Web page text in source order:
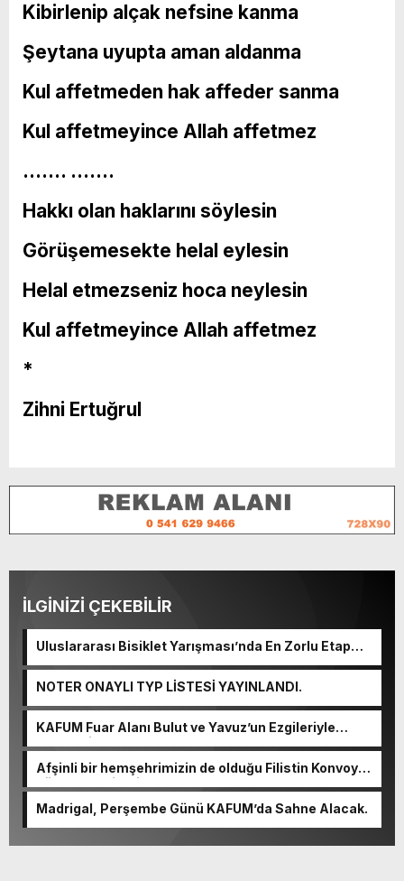
Kibirlenip alçak nefsine kanma
Şeytana uyupta aman aldanma
Kul affetmeden hak affeder sanma
Kul affetmeyince Allah affetmez
……. …….
Hakkı olan haklarını söylesin
Görüşemesekte helal eylesin
Helal etmezseniz hoca neylesin
Kul affetmeyince Allah affetmez
*
Zihni Ertuğrul
İLGİNİZİ ÇEKEBİLİR
Uluslararası Bisiklet Yarışması’nda En Zorlu Etap
NOTER ONAYLI TYP LİSTESİ YAYINLANDI.
KAFUM Fuar Alanı Bulut ve Yavuz’un Ezgileriyle
Şenlendi.
Afşinli bir hemşehrimizin de olduğu Filistin Konvoyu,
güçlenerek ilerliyor.
Madrigal, Perşembe Günü KAFUM’da Sahne Alacak.